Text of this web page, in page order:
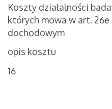
Koszty działalności
których mowa w art.
dochodowym
opis kosztu
16